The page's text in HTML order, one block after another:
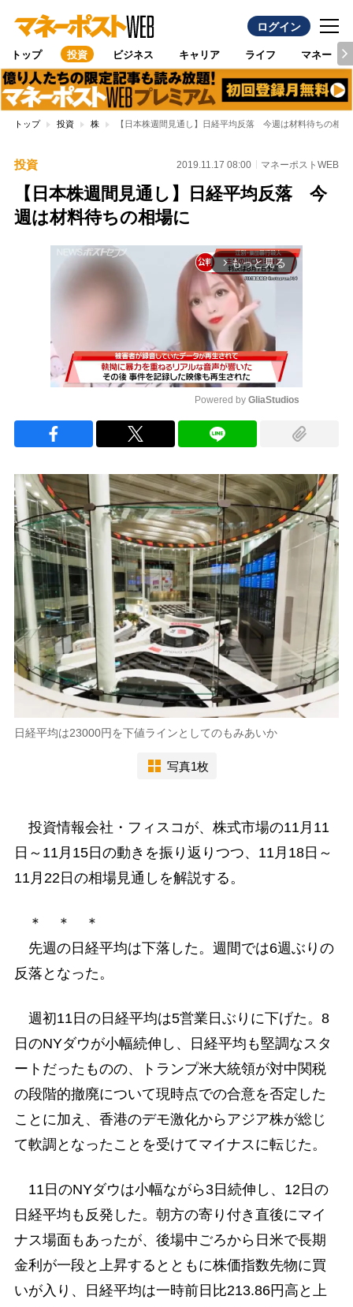
ログイン
トップ 投資 ビジネス キャリア ライフ マネー
トップ 投資 株 【日本株週間見通し】日経平均反落 今週は材料待ちの相場
投資 2019.11.17 08:00 マネーポストWEB
【日本株週間見通し】日経平均反落 今
週は材料待ちの相場に
arrow_forward_ios もっと見る
Powered by GliaStudios
日経平均は23000円を下値ラインとしてのもみあいか
写真1枚
投資情報会社・フィスコが、株式市場の11月11
日～11月15日の動きを振り返りつつ、11月18日～
11月22日の相場見通しを解説する。
＊ ＊ ＊
先週の日経平均は下落した。週間では6週ぶりの
反落となった。
週初11日の日経平均は5営業日ぶりに下げた。8
日のNYダウが小幅続伸し、日経平均も堅調なスタ
ートだったものの、トランプ米大統領が対中関税
の段階的撤廃について現時点での合意を否定した
ことに加え、香港のデモ激化からアジア株が総じ
て軟調となったことを受けてマイナスに転じた。
11日のNYダウは小幅ながら3日続伸し、12日の
日経平均も反発した。朝方の寄り付き直後にマイ
ナス場面もあったが、後場中ごろから日米で長期
金利が一段と上昇するとともに株価指数先物に買
いが入り、日経平均は一時前日比213.86円高と上